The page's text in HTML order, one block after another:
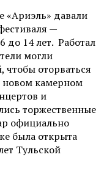
«Ариэль» давали
—
до 14 лет. Работал
могли
чтобы оторваться
новом камерном
и
торжественные
официально
была открыта
Тульской